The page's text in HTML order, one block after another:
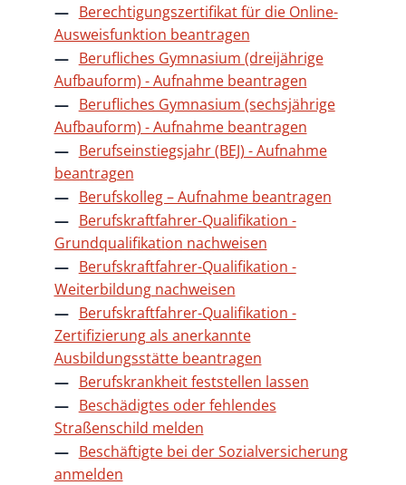
Berechtigungszertifikat für die Online-
Ausweisfunktion beantragen
Berufliches Gymnasium (dreijährige
Aufbauform) - Aufnahme beantragen
Berufliches Gymnasium (sechsjährige
Aufbauform) - Aufnahme beantragen
Berufseinstiegsjahr (BEJ) - Aufnahme
beantragen
Berufskolleg – Aufnahme beantragen
Berufskraftfahrer-Qualifikation -
Grundqualifikation nachweisen
Berufskraftfahrer-Qualifikation -
Weiterbildung nachweisen
Berufskraftfahrer-Qualifikation -
Zertifizierung als anerkannte
Ausbildungsstätte beantragen
Berufskrankheit feststellen lassen
Beschädigtes oder fehlendes
Straßenschild melden
Beschäftigte bei der Sozialversicherung
anmelden